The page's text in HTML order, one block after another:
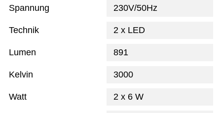
Spannung 230V/50Hz
Technik 2 x LED
Lumen 891
Kelvin 3000
Watt 2 x 6 W